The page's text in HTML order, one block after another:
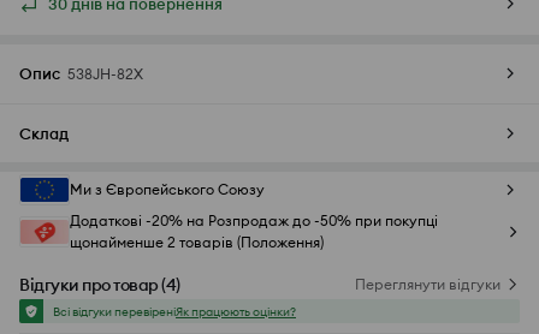
30 днів на повернення
Опис 538JH-82X
Склад
Ми з Європейського Союзу
Додаткові -20% на Розпродаж до -50% при покупці
щонайменше 2 товарів (Положення)
Відгуки про товар(4) Переглянути відгуки
Всі відгуки перевіреніЯк працюють оцінки?